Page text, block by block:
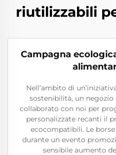
riutilizzabili
Campagna
Nell’ambito di
sostenibilità, un
collaborato con noi per
personalizzate recanti il
ecocompatibili. Le
durante un evento
sensibile aumento